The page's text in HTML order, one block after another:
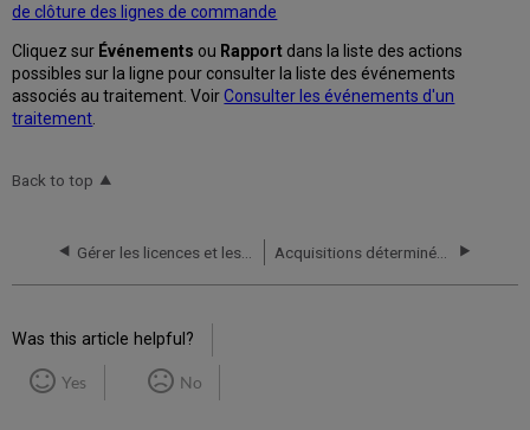
de clôture des lignes de commande
Cliquez sur Événements ou Rapport dans la liste des actions
possibles sur la ligne pour consulter la liste des événements
associés au traitement. VoirConsulter les événements d'un
traitement
Back to top
Was this article helpful?
Yes No